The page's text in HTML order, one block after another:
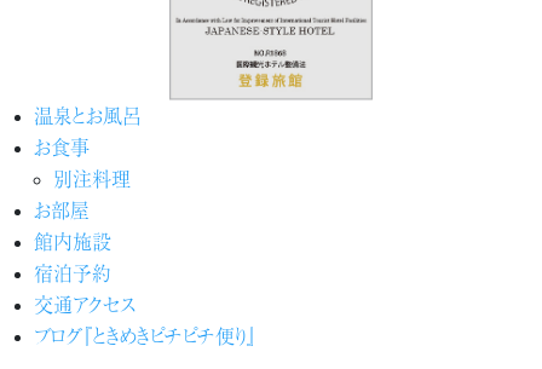
温泉とお風呂
お食事
別注料理
お部屋
館内施設
宿泊予約
交通アクセス
ブログ『ときめきピチピチ便り』